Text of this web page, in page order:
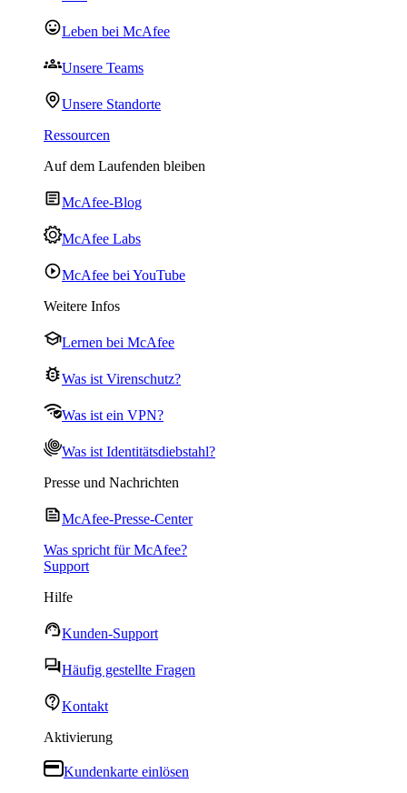
Leben bei McAfee
Unsere Teams
Unsere Standorte
Ressourcen
Auf dem Laufenden bleiben
McAfee-Blog
McAfee Labs
McAfee bei YouTube
Weitere Infos
Lernen bei McAfee
Was ist Virenschutz?
Was ist ein VPN?
Was ist Identitätsdiebstahl?
Presse und Nachrichten
McAfee-Presse-Center
Was spricht für McAfee?
Support
Hilfe
Kunden-Support
Häufig gestellte Fragen
Kontakt
Aktivierung
Kundenkarte einlösen